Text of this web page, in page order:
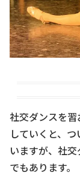
社交ダンスを
していくと、
いますが、社
でもあります。